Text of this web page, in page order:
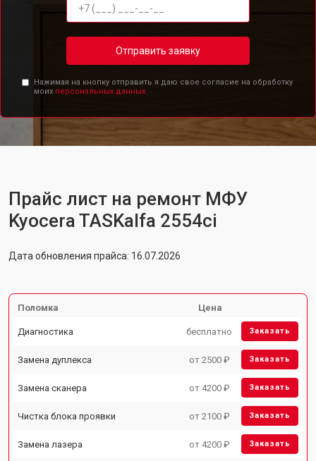
Отправить заявку
Нажимая на кнопку отправить я даю свое согласие на обработку
моих персональных данных.
Прайс лист на ремонт МФУ
Kyocera TASKalfa 2554ci
Дата обновления прайса: 16.07.2026
Поломка Цена
Диагностика бесплатно Заказать
Замена дуплекса от 2500 ₽ Заказать
Замена сканера от 4200 ₽ Заказать
Чистка блока проявки от 2100 ₽ Заказать
Замена лазера от 4200 ₽ Заказать